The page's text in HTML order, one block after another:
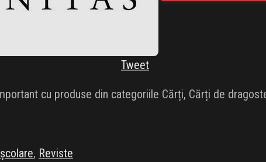
Tweet
cu produse din categoriile Cărți, Cărți de
, Reviste